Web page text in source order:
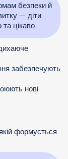
безпеки й
— діти
цікаво.
забезпечують
нові
формується